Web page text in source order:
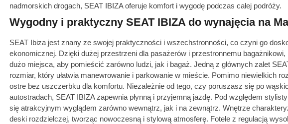
nadmorskich drogach, SEAT IBIZA oferuje komfort i wygodę podczas całej podróży.
Wygodny i praktyczny SEAT IBIZA do wynajęcia na
SEAT Ibiza jest znany ze swojej praktyczności i wszechstronności, co czyni go
ekonomicznej. Dzięki dużej przestrzeni dla pasażerów i przestronnemu bagażnikowi,
dużo miejsca, aby pomieścić zarówno ludzi, jak i bagaż. Jedną z głównych zalet
rozmiar, który ułatwia manewrowanie i parkowanie w mieście. Pomimo niewielkich
ostre bez uszczerbku dla komfortu. Niezależnie od tego, czy poruszasz się po
autostradach, SEAT IBIZA zapewnia płynną i przyjemną jazdę. Pod względem
się atrakcyjnym wyglądem zarówno wewnątrz, jak i na zewnątrz. Wnętrze
deski rozdzielczej, tworząc nowoczesną i stylową atmosferę. Fotele z regulacją